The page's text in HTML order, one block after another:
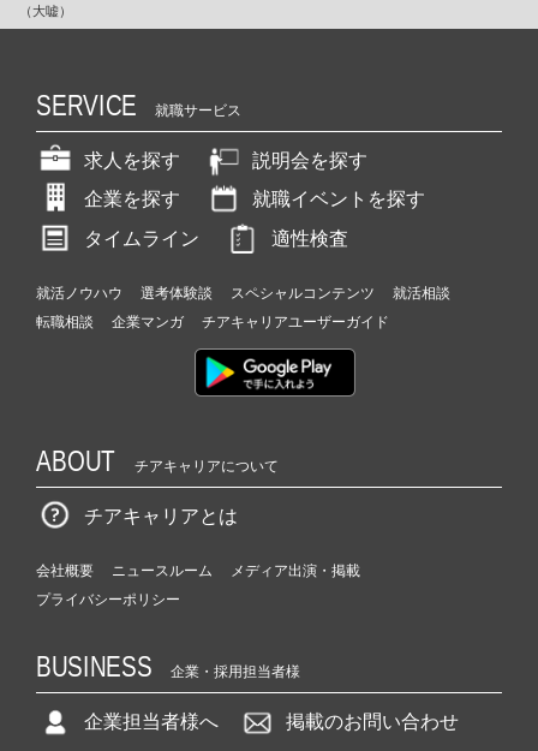
（大嘘）
SERVICE 就職サービス
求人を探す
説明会を探す
企業を探す
就職イベントを探す
タイムライン
適性検査
就活ノウハウ 選考体験談 スペシャルコンテンツ
就活相談
転職相談
企業マンガ チアキャリアユーザーガイド
ABOUT チアキャリアについて
チアキャリアとは
会社概要 ニュースルーム
メディア出演・掲載
プライバシーポリシー
BUSINESS 企業・採用担当者様
企業担当者様へ 掲載のお問い合わせ